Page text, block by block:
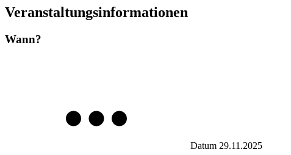
Veranstaltungsinformationen
Wann?
Datum 29.11.2025